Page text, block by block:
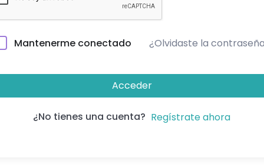
Mantenerme conectado ¿Olvidaste la
Acceder
¿No tienes una cuenta? Regístrate ahora